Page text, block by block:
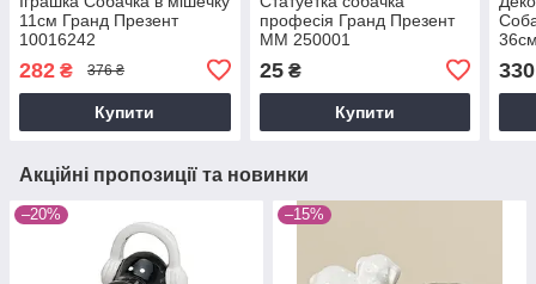
11см Гранд Презент
10016242
282 ₴ 376 ₴
Купити
професія Гранд Презент
MM 250001
25₴
Купити
330
Акційні пропозиції та новинки
–20% –15%